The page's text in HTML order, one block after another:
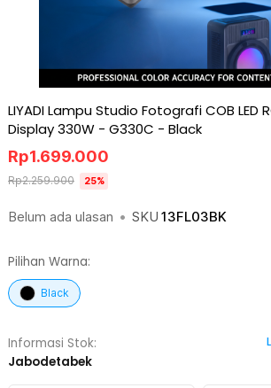
LIYADI Lampu Studio Fotografi COB LED
Display 330W - G330C - Black
Belum ada ulasan • SKU 13FL03BK
Rp1.699.000
Rp2.259.900 25%
Pilihan Warna:
Black
Informasi Stok:
Jabodetabek